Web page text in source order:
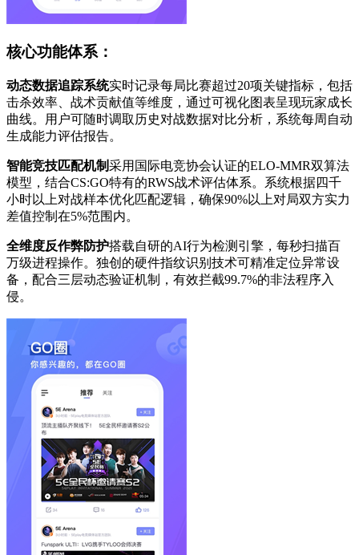
核心功能体系：
动态数据追踪系统实时记录每局比赛超过20项关键指标，包括
击杀效率、战术贡献值等维度，通过可视化图表呈现玩家成长
曲线。用户可随时调取历史对战数据对比分析，系统每周自动
生成能力评估报告。
智能竞技匹配机制采用国际电竞协会认证的ELO-MMR双算法
模型，结合CS:GO特有的RWS战术评估体系。系统根据四千
小时以上对战样本优化匹配逻辑，确保90%以上对局双方实力
差值控制在5%范围内。
全维度反作弊防护搭载自研的AI行为检测引擎，每秒扫描百
万级进程操作。独创的硬件指纹识别技术可精准定位异常设
备，配合三层动态验证机制，有效拦截99.7%的非法程序入
侵。